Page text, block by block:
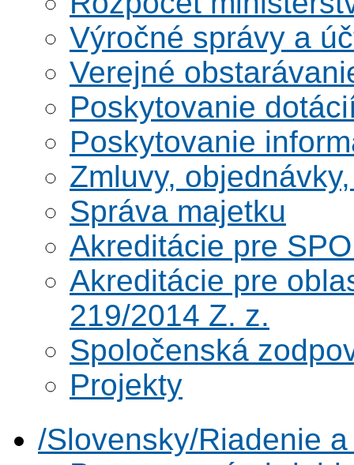
Výročné správy a
Verejné
Poskytovanie
Poskytovanie
Zmluvy,
Správa majetku
Akreditácie pre
Akreditácie pre
219/2014 Z. z.
Spoločenská
Projekty
/Slovensky/Riadenie